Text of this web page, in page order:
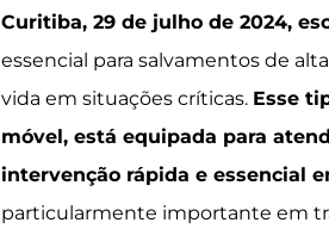
Curitiba, 29 de julho de 2024,
essencial para salvamentos de
vida em situações críticas. Esse
móvel, está equipada para
intervenção rápida e essencial
particularmente importante em